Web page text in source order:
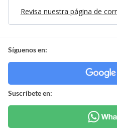
Revisa nuestra página de
Síguenos en:
Suscríbete en: